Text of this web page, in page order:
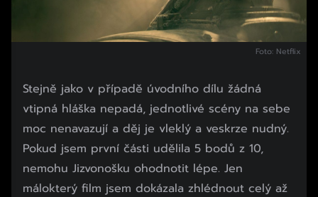
Foto: Netflix
Stejně jako v případě úvodního dílu žádná
vtipná hláška nepadá, jednotlivé scény na sebe
moc nenavazují a děj je vleklý a veskrze nudný.
Pokud jsem první části udělila 5 bodů z 10,
nemohu Jizvonošku ohodnotit lépe. Jen
málokterý film jsem dokázala zhlédnout celý až